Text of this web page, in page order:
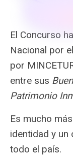
El Concurso
Nacional por
por
entre sus
Patrimonio
Es mucho
identidad y un
todo el país.